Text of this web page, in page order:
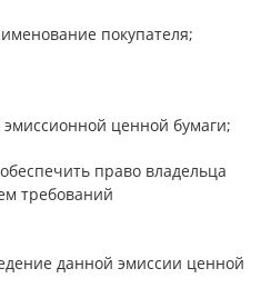
покупателя;
ценной бумаги;
право владельца
требований
данной эмиссии ценной